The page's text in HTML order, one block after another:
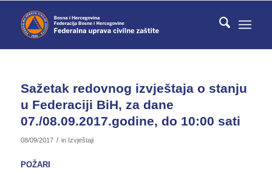
Sažetak redovnog izvještaja o stanju
u Federaciji BiH, za dane
07./08.09.2017.godine, do 10:00 sati
08/09/2017 / in Izvještaji
POŽARI